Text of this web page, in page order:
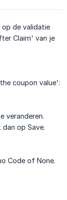
op de validatie
Claim' van je
coupon value':
veranderen.
op Save.
Code of None.